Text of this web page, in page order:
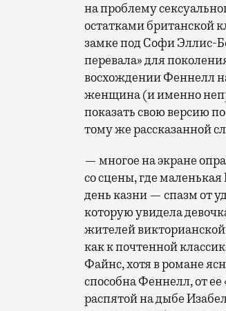
на проблему
остатками британской
замке под Софи Эллис-
перевала» для
восхождении Феннелл
женщина (и именно
показать свою версию
тому же рассказанной
— многое на экране
со сцены, где
день казни — спазм от
которую увидела
жителей
как к почтенной
Файнс, хотя в романе
способна Феннелл, от
распятой на дыбе